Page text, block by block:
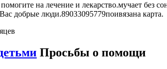
на лечение и лекарство.мучает без
добрые люди.89033095779поивязана карта.
Просьбы о помощи